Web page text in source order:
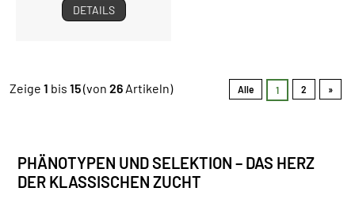
DETAILS
Zeige 1 bis 15(von 26 Artikeln) Alle 1 2 »
PHÄNOTYPEN UND SELEKTION – DAS HERZ
DER KLASSISCHEN ZUCHT